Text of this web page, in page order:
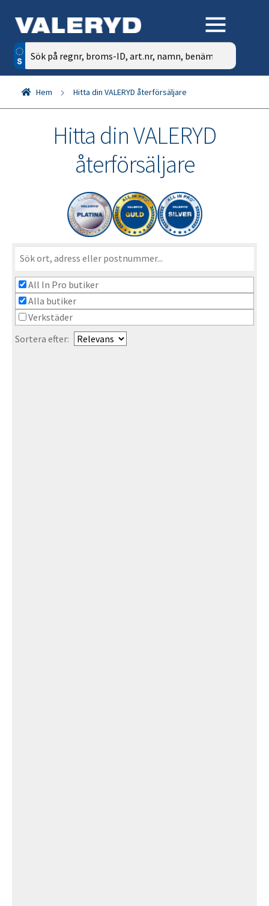
Sök
efter:
Hem Hitta din VALERYD återförsäljare
Hitta din VALERYD
återförsäljare
All In Pro butiker
Alla butiker
Verkstäder
Sortera efter: